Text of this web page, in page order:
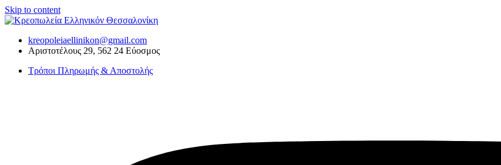
Skip to content
kreopoleiaellinikon@gmail.com
Αριστοτέλους 29, 562 24 Εύοσμος
Τρόποι Πληρωμής & Αποστολής